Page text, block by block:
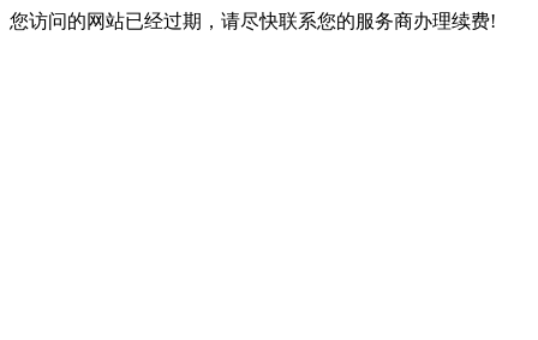
您访问的网站已经过期，请尽快联系您的服务商办理续费!